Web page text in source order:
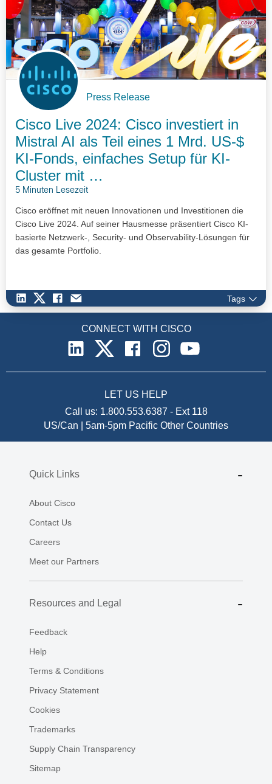
Press Release
Cisco Live 2024: Cisco investiert in
Mistral AI als Teil eines 1 Mrd. US-$
KI-Fonds, einfaches Setup für KI-
Cluster mit …
5 Minuten Lesezeit
Cisco eröffnet mit neuen Innovationen und Investitionen die
Cisco Live 2024. Auf seiner Hausmesse präsentiert Cisco KI-
basierte Netzwerk-, Security- und Observability-Lösungen für
das gesamte Portfolio.
Tags
CONNECT WITH CISCO
LET US HELP
Call us: 1.800.553.6387 - Ext 118
US/Can | 5am-5pm Pacific Other Countries